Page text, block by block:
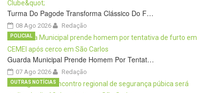
Turma Do Pagode Transforma Clássico Do F…
08 Ago 2026 Redação
Guarda Municipal Prende Homem Por Tentat…
07 Ago 2026
POLICIAL
Redação
OUTRAS NOTÍCIAS